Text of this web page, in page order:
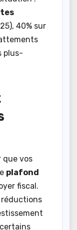
40% sur
plus-
que vos
plafond
fiscal.